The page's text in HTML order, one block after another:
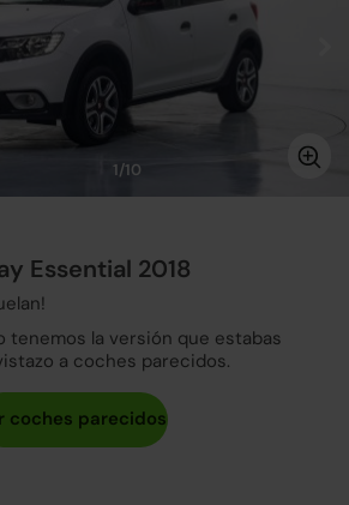
1/10
Essential 2018
tenemos la versión que estabas
a coches parecidos.